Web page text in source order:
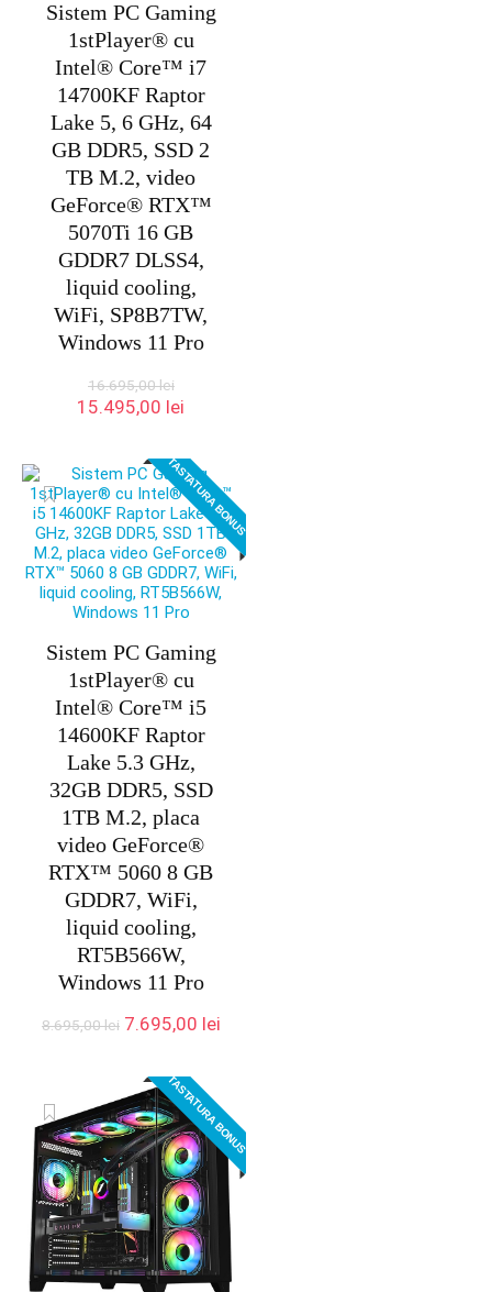
Sistem PC Gaming
1stPlayer® cu
Intel® Core™ i7
14700KF Raptor
Lake 5, 6 GHz, 64
GB DDR5, SSD 2
TB M.2, video
GeForce® RTX™
5070Ti 16 GB
GDDR7 DLSS4,
liquid cooling,
WiFi, SP8B7TW,
Windows 11 Pro
16.695,00lei
Prețul
fost:
16.695,00 lei.
15.495,00 lei
15.495,00 lei.
TASTATURA BONUS
Sistem PC Gaming
1stPlayer® cu
Intel® Core™ i5
14600KF Raptor
Lake 5.3 GHz,
32GB DDR5, SSD
1TB M.2, placa
video GeForce®
RTX™ 5060 8 GB
GDDR7, WiFi,
liquid cooling,
RT5B566W,
Windows 11 Pro
8.695,00lei Prețul
fost:
8.695,00 lei.
7.695,00 leiPrețul
TASTATURA BONUS